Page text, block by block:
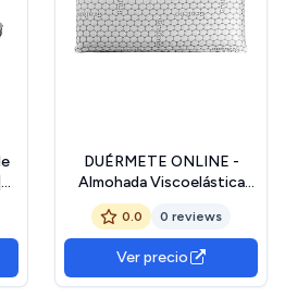
DUÉRMETE ONLINE -
Almohada Viscoelástica
Carbono Plus | Máximo
Confort y Excelente
Adaptabilidad con
Propiedades Antiestrés |
80 x 40 cm
0.0 0 reviews
Ver precio